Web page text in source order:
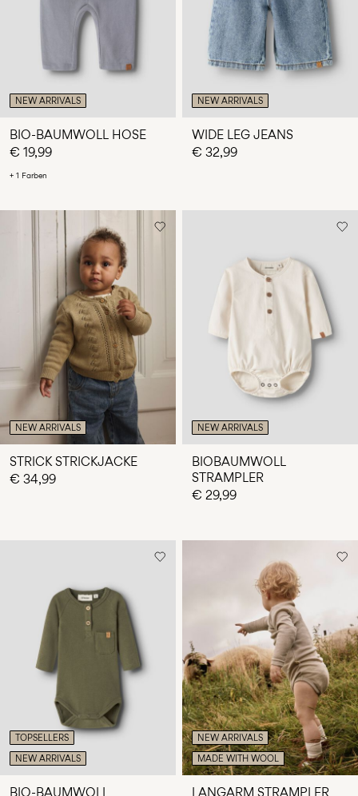
NEW ARRIVALS
BIO-BAUMWOLL HOSE
€ 19,99
+ 1 Farben
NEW ARRIVALS
WIDE LEG JEANS
€ 32,99
NEW ARRIVALS
STRICK STRICKJACKE
€ 34,99
NEW ARRIVALS
BIOBAUMWOLL
STRAMPLER
€ 29,99
TOPSELLERS
NEW ARRIVALS
BIO-BAUMWOLL
NEW ARRIVALS
MADE WITH WOOL
LANGARM STRAMPLER